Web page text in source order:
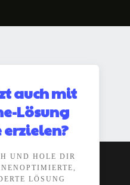
auch mit
Lösung
erzielen?
UND HOLE DIR
LÖSUNG